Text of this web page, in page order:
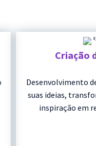
Criação
Desenvolvimento
suas ideias,
inspiração em